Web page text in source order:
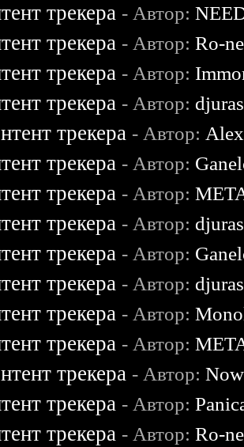
трекера - Автор:
трекера - Автор:Ro-
трекера - Автор:
трекера - Автор:
трекера - Автор:
трекера - Автор:
трекера - Автор:
трекера - Автор:
трекера - Автор:
трекера - Автор:
трекера - Автор:
трекера - Автор:
трекера - Автор:
трекера - Автор:
трекера - Автор:Ro-